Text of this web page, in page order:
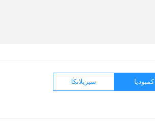
كمبوديا سيريلانكا